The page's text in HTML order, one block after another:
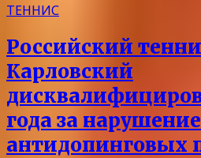
ТЕННИС
Российский
Карловский
года за нарушение
антидопинговых